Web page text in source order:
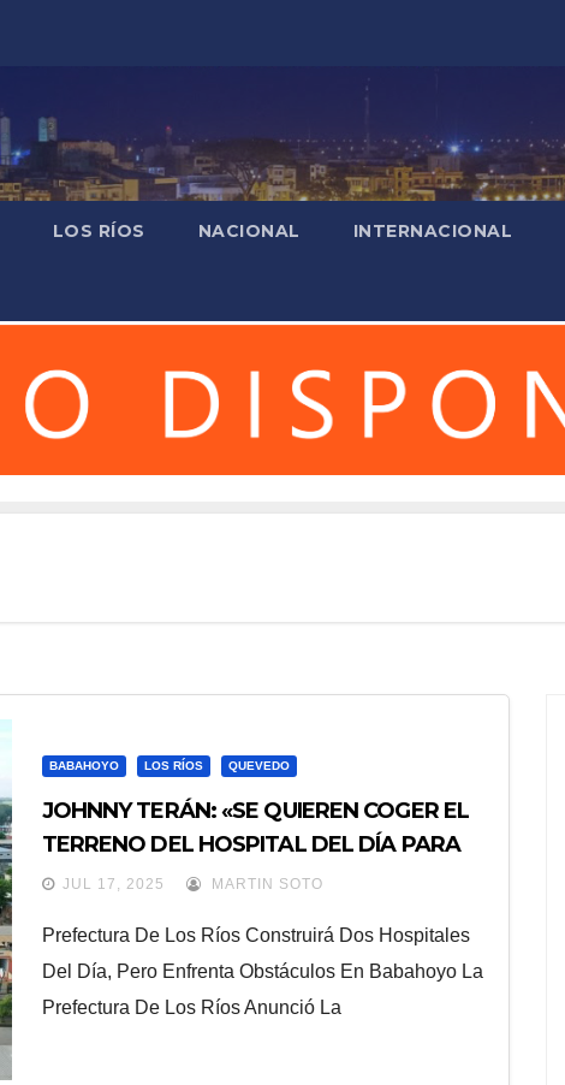
LOS RÍOS NACIONAL INTERNACIONAL
BABAHOYO LOS RÍOS QUEVEDO
JOHNNY TERÁN: «SE QUIEREN COGER EL
TERRENO DEL HOSPITAL DEL DÍA PARA
BABAHOYO»
JUL 17, 2025 MARTIN SOTO
Prefectura De Los Ríos Construirá Dos Hospitales
Del Día, Pero Enfrenta Obstáculos En Babahoyo La
Prefectura De Los Ríos Anunció La